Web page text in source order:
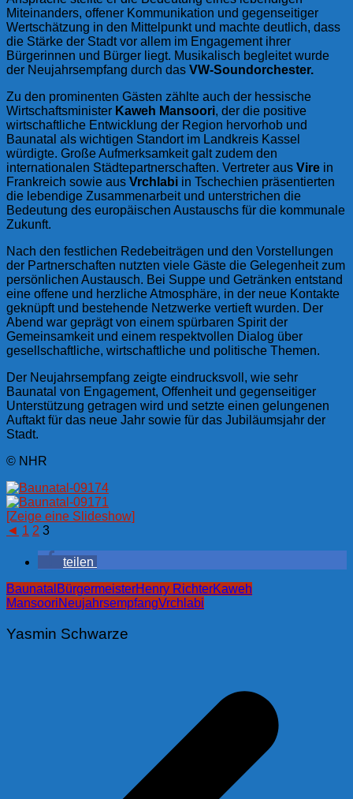
Miteinanders, offener Kommunikation und gegenseitiger
Wertschätzung in den Mittelpunkt und machte deutlich, dass
die Stärke der Stadt vor allem im Engagement ihrer
Bürgerinnen und Bürger liegt. Musikalisch begleitet wurde
der Neujahrsempfang durch das VW-Soundorchester.
Zu den prominenten Gästen zählte auch der hessische
Wirtschaftsminister Kaweh Mansoori, der die positive
wirtschaftliche Entwicklung der Region hervorhob und
Baunatal als wichtigen Standort im Landkreis Kassel
würdigte. Große Aufmerksamkeit galt zudem den
internationalen Städtepartnerschaften. Vertreter aus Vire in
Frankreich sowie aus Vrchlabi in Tschechien präsentierten
die lebendige Zusammenarbeit und unterstrichen die
Bedeutung des europäischen Austauschs für die kommunale
Zukunft.
Nach den festlichen Redebeiträgen und den Vorstellungen
der Partnerschaften nutzten viele Gäste die Gelegenheit zum
persönlichen Austausch. Bei Suppe und Getränken entstand
eine offene und herzliche Atmosphäre, in der neue Kontakte
geknüpft und bestehende Netzwerke vertieft wurden. Der
Abend war geprägt von einem spürbaren Spirit der
Gemeinsamkeit und einem respektvollen Dialog über
gesellschaftliche, wirtschaftliche und politische Themen.
Der Neujahrsempfang zeigte eindrucksvoll, wie sehr
Baunatal von Engagement, Offenheit und gegenseitiger
Unterstützung getragen wird und setzte einen gelungenen
Auftakt für das neue Jahr sowie für das Jubiläumsjahr der
Stadt.
© NHR
[Zeige eine Slideshow]
◄ 1 2 3
teilen
Baunatal BürgermeisterHenry RichterKaweh
MansooriNeujahrsempfangVrchlabi
Yasmin Schwarze